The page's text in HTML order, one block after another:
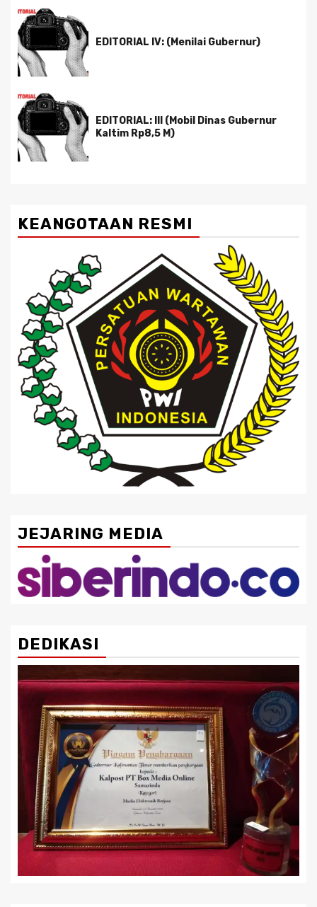
EDITORIAL IV: (Menilai Gubernur)
EDITORIAL: III (Mobil Dinas Gubernur
Kaltim Rp8,5 M)
KEANGOTAAN RESMI
JEJARING MEDIA
DEDIKASI